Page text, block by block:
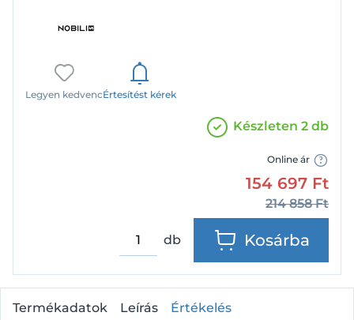
Legyen kedvencÉrtesítést kérek
Készleten 2 db
Online ár
154 697 Ft
214 858 Ft
db Kosárba
Termékadatok Leírás Értékelés